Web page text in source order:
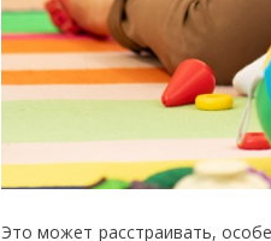
Это может расстраивать,